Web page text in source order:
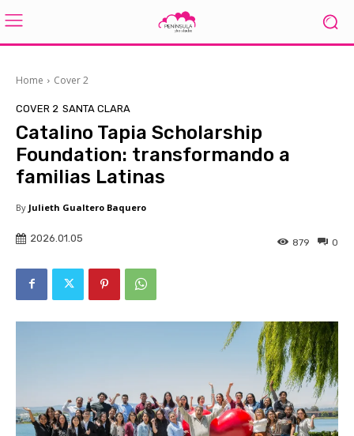
Home Cover 2
COVER 2 SANTA CLARA
Catalino Tapia Scholarship
Foundation: transformando a
familias Latinas
By Julieth Gualtero Baquero
2026.01.05 0
879